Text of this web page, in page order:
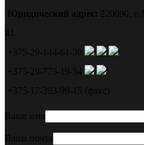
Юридический адрес:
220090,
41.
+375-29-144-61-30
+375-29-775-19-54
+375-17-393-99-15 (факс)
Ваше имя
Ваша почта